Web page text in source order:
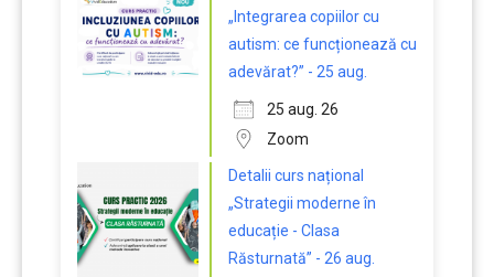
„Integrarea copiilor cu
autism: ce funcționează cu
adevărat?” - 25 aug.
25 aug. 26
Zoom
Detalii curs național
„Strategii moderne în
educație - Clasa
Răsturnată” - 26 aug.